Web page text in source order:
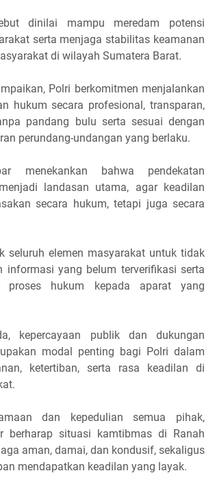
dinilai mampu meredam potensi
serta menjaga stabilitas keamanan
di wilayah Sumatera Barat.
Polri berkomitmen menjalankan
hukum secara profesional, transparan,
pandang bulu serta sesuai dengan
perundang-undangan yang berlaku.
menekankan bahwa pendekatan
landasan utama, agar keadilan
secara hukum, tetapi juga secara
seluruh elemen masyarakat untuk tidak
informasi yang belum terverifikasi serta
proses hukum kepada aparat yang
kepercayaan publik dan dukungan
modal penting bagi Polri dalam
ketertiban, serta rasa keadilan di
dan kepedulian semua pihak,
berharap situasi kamtibmas di Ranah
aman, damai, dan kondusif, sekaligus
mendapatkan keadilan yang layak.